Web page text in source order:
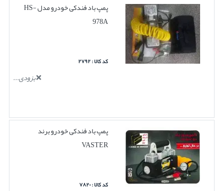
پمپ باد فندکی خودرو مدل HS-
978A
کد کالا : ۲۷۹۲
بزودی...
پمپ باد فندکی خودرو برند
VASTER
کد کالا : ۷۸۲۰